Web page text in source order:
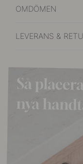
OMDÖMEN
LEVERANS &